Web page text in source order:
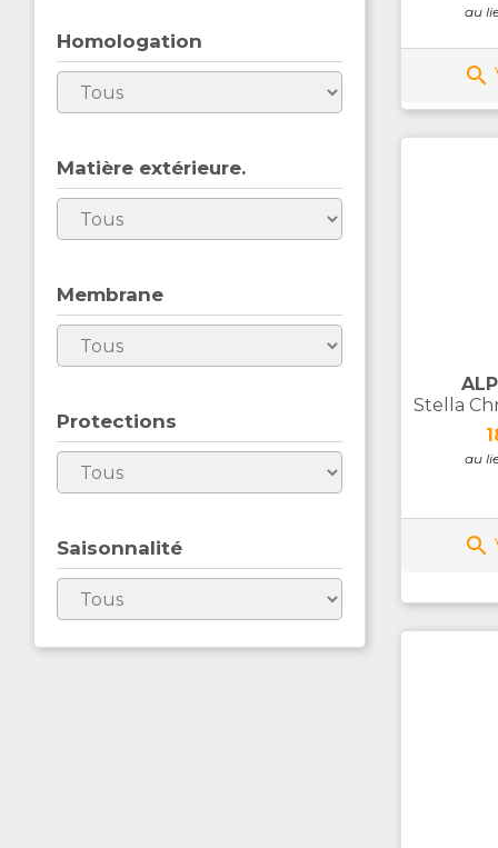
Homologation
Matière extérieure.
Membrane
Protections
Saisonnalité
au

Stella
au
